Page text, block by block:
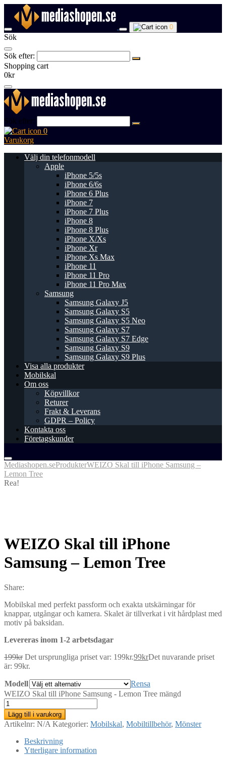
0
Sök
Sök efter:
Shopping cart
0kr
Sök efter:
0
Varukorg
Välj din telefonmodell
Apple
iPhone 5/5s
iPhone 6/6s
iPhone 6 Plus
iPhone 7
iPhone 7 Plus
iPhone 8
iPhone 8 Plus
iPhone X/Xs
iPhone Xr
iPhone Xs Max
iPhone 11
iPhone 11 Pro
iPhone 11 Pro Max
Samsung
Samsung Galaxy J5
Samsung Galaxy S5
Samsung Galaxy S5 Neo
Samsung Galaxy S7
Samsung Galaxy S7 Edge
Samsung Galaxy S9
Samsung Galaxy S9 Plus
Visa alla produkter
Mobilskal
Om oss
Köpvillkor
Returer
Frakt & Leverans
GDPR – Policy
Kontakta oss
Företagskunder
Mediashopen.seProdukterWEIZO Skal till iPhone Samsung –
Lemon Tree
Rea!
WEIZO Skal till iPhone
Samsung – Lemon Tree
Share:
Mobilskal med perfekt passform och exakta utskärningar för
knappar, utgångar och kamera. Skalet är tillverkat i vit hårdplast med
motiv på baksidan.
Levereras inom 1-2 arbetsdagar
199kr Det ursprungliga priset var: 199kr.99krDet nuvarande priset
är: 99kr.
Modell
Rensa
WEIZO Skal till iPhone Samsung - Lemon Tree mängd
Lägg till i varukorg
Artikelnr: N/A Kategorier: Mobilskal, Mobiltillbehör, Mönster
Beskrivning
Ytterligare information